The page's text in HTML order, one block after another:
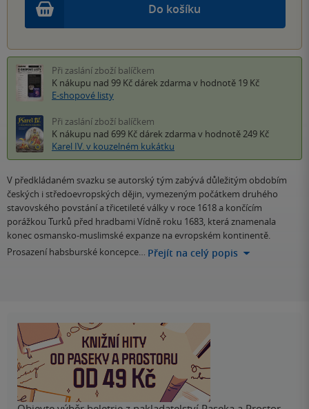
Do košíku
Při zaslání zboží balíčkem
K nákupu nad 99 Kč dárek zdarma v hodnotě 19 Kč
E-shopové listy
Při zaslání zboží balíčkem
K nákupu nad 699 Kč dárek zdarma v hodnotě 249 Kč
Karel IV. v kouzelném kukátku
V předkládaném svazku se autorský tým zabývá důležitým obdobím
českých i středoevropských dějin, vymezeným počátkem druhého
stavovského povstání a třicetileté války v roce 1618 a končícím
porážkou Turků před hradbami Vídně roku 1683, která znamenala
konec osmansko-muslimské expanze na evropském kontinentě.
Prosazení habsburské koncepce… Přejít na celý popis